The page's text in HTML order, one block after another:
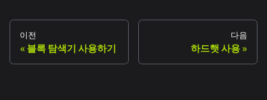
이전
블록 탐색기 사용하기
다음
하드햇 사용